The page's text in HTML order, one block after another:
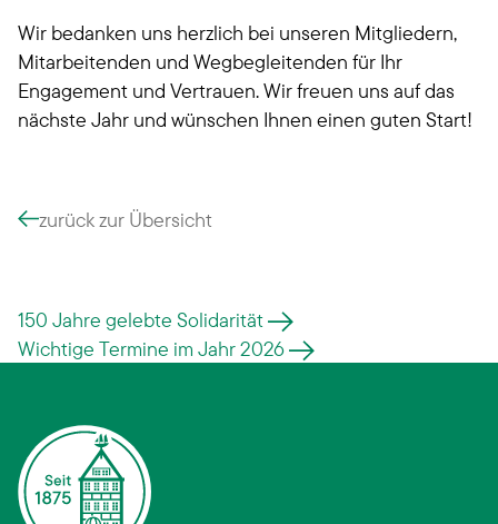
Wir bedanken uns herzlich bei unseren Mitgliedern,
Mitarbeitenden und Wegbegleitenden für Ihr
Engagement und Vertrauen. Wir freuen uns auf das
nächste Jahr und wünschen Ihnen einen guten Start!
zurück zur Übersicht
150 Jahre gelebte Solidarität
Wichtige Termine im Jahr 2026